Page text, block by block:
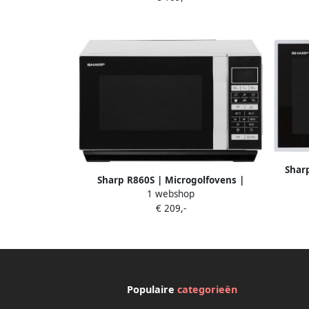
Sharp R860S | Microgolfovens |
Keuken&Koken Microgolf&Ovens |
R860S
1 webshop
€ 209,-
Populairecategorieën